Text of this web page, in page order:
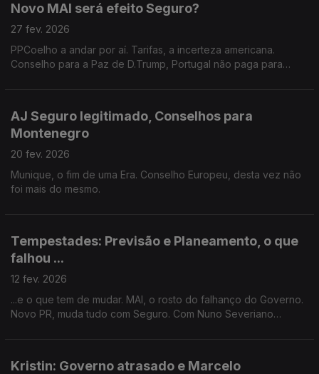
Novo MAI será efeito Seguro?
27 fev. 2026
PPCoelho a andar por aí. Tarifas, a incerteza americana.
Conselho para a Paz de D.Trump, Portugal não paga para
AJ Seguro legitimado, Conselhos para
Montenegro
20 fev. 2026
Munique, o fim de uma Era. Conselho Europeu, desta vez não
foi mais do mesmo.
Tempestades: Previsão e Planeamento, o que
falhou ...
12 fev. 2026
...e o que tem de mudar. MAI, o rosto do falhanço do Governo.
Novo PR, muda tudo com Seguro. Com Nuno Severiano
Kristin: Governo atrasado e Marcelo